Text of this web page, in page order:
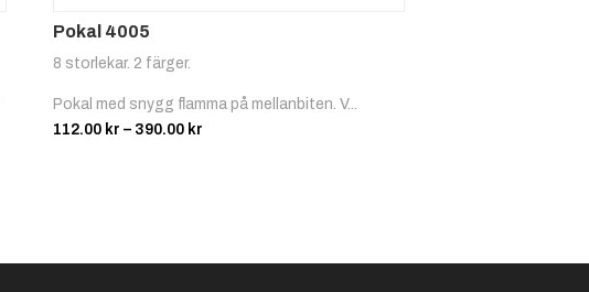
Pokal 4005
8 storlekar. 2 färger.
Pokal med snygg flamma på mellanbiten. V...
112.00 kr – 390.00 krPrisintervall: